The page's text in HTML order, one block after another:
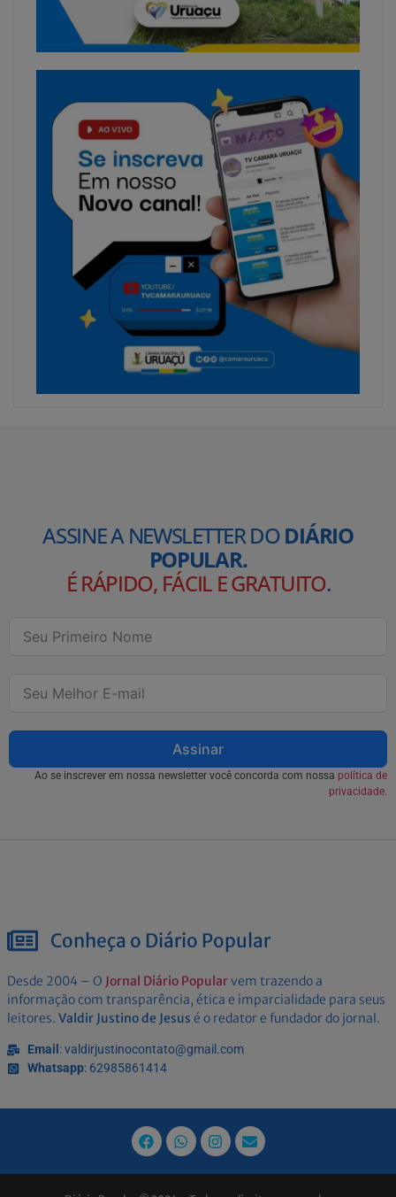
ASSINE A NEWSLETTER DODIÁRIO
POPULAR.
É RÁPIDO, FÁCIL E GRATUITO.
Assinar
Ao se inscrever em nossa newsletter você concorda com nossa política de
privacidade.
Conheça o Diário Popular
Desde 2004 – O Jornal Diário Popularvem trazendo a
informação com transparência, ética e imparcialidade para seus
leitores. Valdir Justino de Jesus é o redator e fundador do jornal.
Email : valdirjustinocontato@gmail.com
Whatsapp: 62985861414